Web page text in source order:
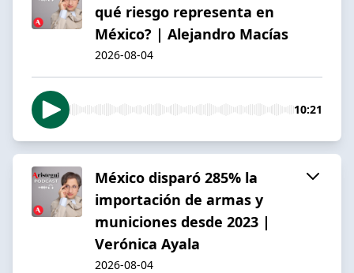
qué riesgo representa en
México? | Alejandro Macías
2026-08-04
10:21
México disparó 285% la
importación de armas y
municiones desde 2023 |
Verónica Ayala
2026-08-04